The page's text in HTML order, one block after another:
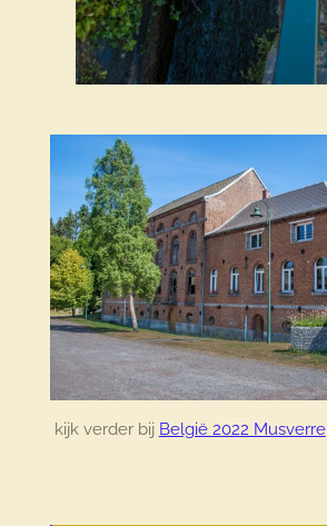
kijk verder bij België 2022 Musverre